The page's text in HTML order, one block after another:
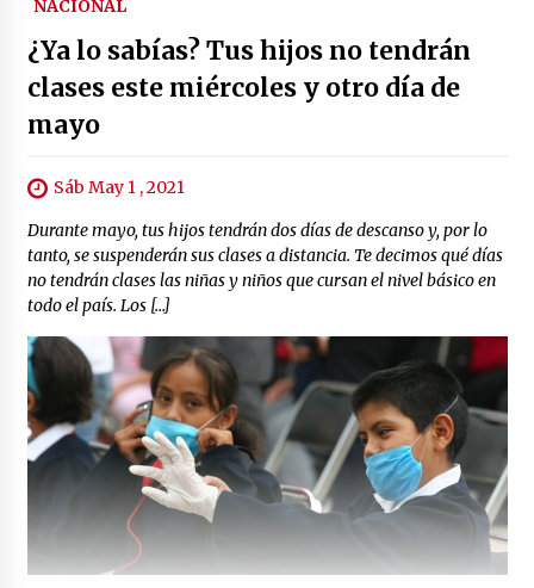
NACIONAL
¿Ya lo sabías? Tus hijos no tendrán
clases este miércoles y otro día de
mayo
Sáb May 1 , 2021
Durante mayo, tus hijos tendrán dos días de descanso y, por lo
tanto, se suspenderán sus clases a distancia. Te decimos qué días
no tendrán clases las niñas y niños que cursan el nivel básico en
todo el país. Los […]